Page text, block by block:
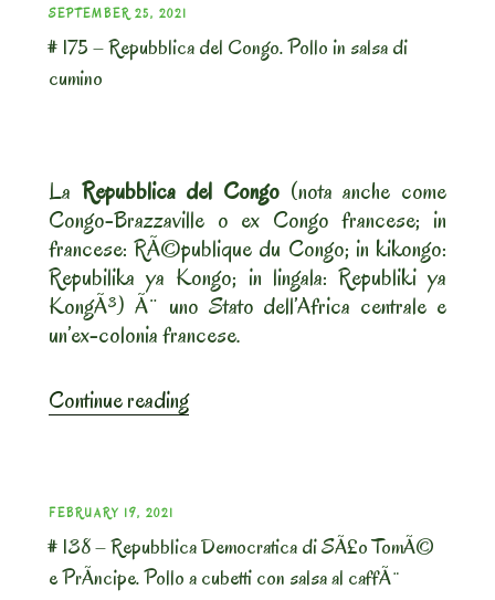
Congo.
al
cocco)”
POSTED
ON
SEPTEMBER 25, 2021
# 175 – Repubblica del Congo. Pollo in salsa di
cumino
La Repubblica del Congo (nota anche come
Congo-Brazzaville o ex Congo francese; in
francese: RÃ©publique du Congo; in kikongo:
Repubilika ya Kongo; in lingala: Republiki ya
KongÃ³) Ã¨ uno Stato dell’Africa centrale e
un’ex-colonia francese.
Continue reading“#
Congo.
Pollo
POSTED
ON
FEBRUARY 19, 2021
# 138 – Repubblica Democratica di SÃ£o TomÃ©
e PrÃ­ncipe. Pollo a cubetti con salsa al caffÃ¨